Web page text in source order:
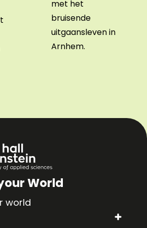
met het
bruisende
uitgaansleven in
Arnhem.
World
world